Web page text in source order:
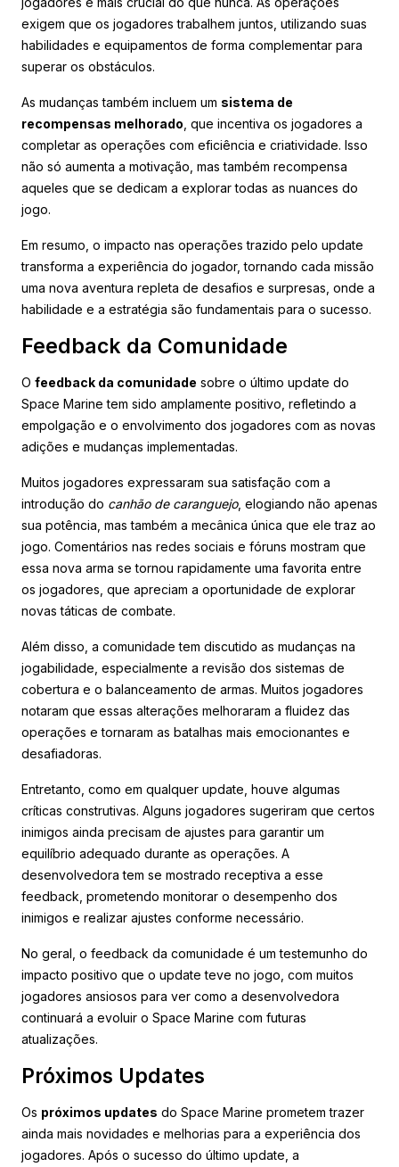
exigem que os jogadores trabalhem juntos, utilizando suas
habilidades e equipamentos de forma complementar para
superar os obstáculos.
As mudanças também incluem um sistema de
recompensas melhorado , que incentiva os jogadores a
completar as operações com eficiência e criatividade. Isso
não só aumenta a motivação, mas também recompensa
aqueles que se dedicam a explorar todas as nuances do
jogo.
Em resumo, o impacto nas operações trazido pelo update
transforma a experiência do jogador, tornando cada missão
uma nova aventura repleta de desafios e surpresas, onde a
habilidade e a estratégia são fundamentais para o sucesso.
Feedback da Comunidade
O feedback da comunidade sobre o último update do
Space Marine tem sido amplamente positivo, refletindo a
empolgação e o envolvimento dos jogadores com as novas
adições e mudanças implementadas.
Muitos jogadores expressaram sua satisfação com a
introdução do canhão de caranguejo, elogiando não apenas
sua potência, mas também a mecânica única que ele traz ao
jogo. Comentários nas redes sociais e fóruns mostram que
essa nova arma se tornou rapidamente uma favorita entre
os jogadores, que apreciam a oportunidade de explorar
novas táticas de combate.
Além disso, a comunidade tem discutido as mudanças na
jogabilidade, especialmente a revisão dos sistemas de
cobertura e o balanceamento de armas. Muitos jogadores
notaram que essas alterações melhoraram a fluidez das
operações e tornaram as batalhas mais emocionantes e
desafiadoras.
Entretanto, como em qualquer update, houve algumas
críticas construtivas. Alguns jogadores sugeriram que certos
inimigos ainda precisam de ajustes para garantir um
equilíbrio adequado durante as operações. A
desenvolvedora tem se mostrado receptiva a esse
feedback, prometendo monitorar o desempenho dos
inimigos e realizar ajustes conforme necessário.
No geral, o feedback da comunidade é um testemunho do
impacto positivo que o update teve no jogo, com muitos
jogadores ansiosos para ver como a desenvolvedora
continuará a evoluir o Space Marine com futuras
atualizações.
Próximos Updates
Os próximos updates do Space Marine prometem trazer
ainda mais novidades e melhorias para a experiência dos
jogadores. Após o sucesso do último update, a